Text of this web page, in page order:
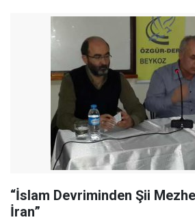
“İslam Devriminden Şii
İran”